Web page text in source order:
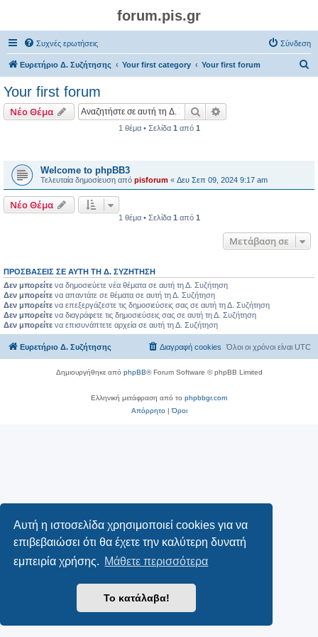
Αυτή η ιστοσελίδα χρησιμοποιεί cookies για να
επιβεβαιώσει ότι θα έχετε την καλύτερη δυνατή
εμπειρία χρήσης. Μάθετε περισσότερα
Το κατάλαβα!
forum.pis.gr
Συχνές ερωτήσεις Σύνδεση
Ευρετήριο Δ. Συζήτησης Your first category Your first forum
Your first forum
Νέο Θέμα Αναζήτηση
1 θέμα • Σελίδα 1 από 1
Welcome to phpBB3
Τελευταία δημοσίευση από pisforum « Δευ Σεπ 09, 2024 9:17 am
Νέο Θέμα
1 θέμα • Σελίδα 1 από 1
Μετάβαση σε
ΠΡΟΣΒΆΣΕΙΣ ΣΕ ΑΥΤΉ ΤΗ Δ. ΣΥΖΉΤΗΣΗ
Δεν μπορείτε να δημοσιεύετε νέα θέματα σε αυτή τη Δ. Συζήτηση
Δεν μπορείτε να απαντάτε σε θέματα σε αυτή τη Δ. Συζήτηση
Δεν μπορείτε να επεξεργάζεστε τις δημοσιεύσεις σας σε αυτή τη Δ. Συζήτηση
Δεν μπορείτε να διαγράφετε τις δημοσιεύσεις σας σε αυτή τη Δ. Συζήτηση
Δεν μπορείτε να επισυνάπτετε αρχεία σε αυτή τη Δ. Συζήτηση
Ευρετήριο Δ. Συζήτησης Όλοι οι χρόνοι είναι UTC
Διαγραφή cookies
Δημιουργήθηκε από phpBB® Forum Software © phpBB Limited
Ελληνική μετάφραση από το phpbbgr.com
Απόρρητο|Όροι